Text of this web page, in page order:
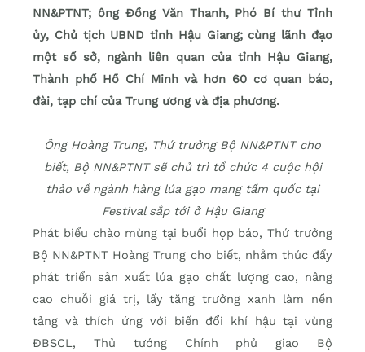
NN&PTNT; ông Đồng Văn Thanh, Phó Bí thư Tỉnh
ủy, Chủ tịch UBND tỉnh Hậu Giang; cùng lãnh đạo
một số sở, ngành liên quan của tỉnh Hậu Giang,
Thành phố Hồ Chí Minh và hơn 60 cơ quan báo,
đài, tạp chí của Trung ương và địa phương.
Ông Hoàng Trung, Thứ trưởng Bộ NN&PTNT cho
biết, Bộ NN&PTNT sẽ chủ trì tổ chức 4 cuộc hội
thảo về ngành hàng lúa gạo mang tầm quốc tại
Festival sắp tới ở Hậu Giang
Phát biểu chào mừng tại buổi họp báo, Thứ trưởng
Bộ NN&PTNT Hoàng Trung cho biết, nhằm thúc đẩy
phát triển sản xuất lúa gạo chất lượng cao, nâng
cao chuỗi giá trị, lấy tăng trưởng xanh làm nền
tảng và thích ứng với biến đổi khí hậu tại vùng
ĐBSCL, Thủ tướng Chính phủ giao Bộ